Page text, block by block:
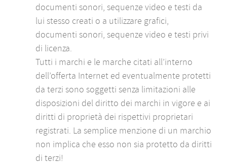
documenti sonori, sequenze video e testi da
lui stesso creati o a utilizzare grafici,
documenti sonori, sequenze video e testi privi
di licenza.
Tutti i marchi e le marche citati all’interno
dell’offerta Internet ed eventualmente protetti
da terzi sono soggetti senza limitazioni alle
disposizioni del diritto dei marchi in vigore e ai
diritti di proprietà dei rispettivi proprietari
registrati. La semplice menzione di un marchio
non implica che esso non sia protetto da diritti
di terzi!